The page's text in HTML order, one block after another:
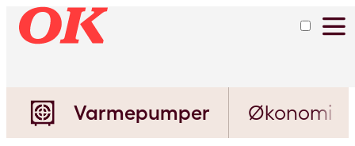
Varmepumper Økonomi